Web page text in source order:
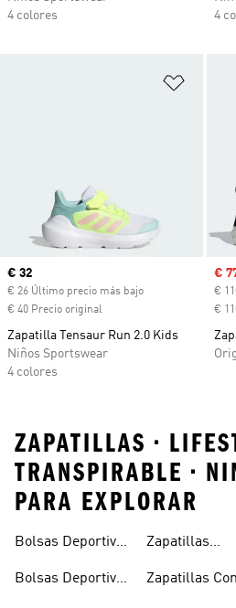
4 colores
4
Precio actual
€ 32
€ 26 Último precio más bajo
€ 40 Precio original
Zapatilla Tensaur Run 2.0 Kids
Niños Sportswear
4 colores
€
€
€
ZAPATILLAS •
TRANSPIRABLE •
PARA EXPLORAR
Bolsas Deportivas
Bolsas Deportivas
Niñas
Zapatillas
Niños
Zapatillas Con